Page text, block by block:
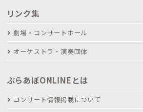
リンク集
劇場・コンサートホール
オーケストラ・演奏団体
ぶらあぼONLINEとは
コンサート情報掲載について